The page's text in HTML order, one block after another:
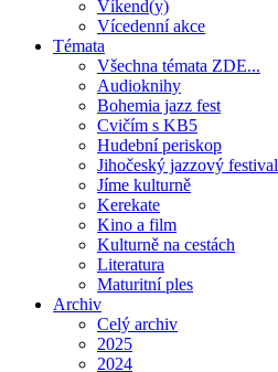
Víkend(y)
Vícedenní akce
Témata
Všechna témata ZDE...
Audioknihy
Bohemia jazz fest
Cvičím s KB5
Hudební periskop
Jihočeský jazzový festival
Jíme kulturně
Kerekate
Kino a film
Kulturně na cestách
Literatura
Maturitní ples
Archiv
Celý archiv
2025
2024